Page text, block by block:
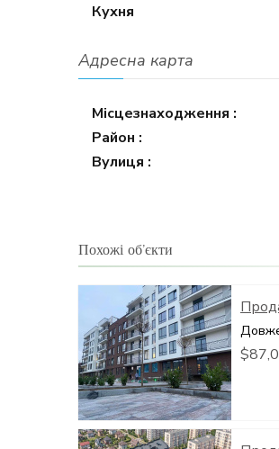
Кухня
Адресна карта
Місцезнаходження :
Район :
Вулиця :
Похожі об’єкти